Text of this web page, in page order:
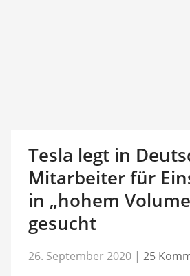
Tesla legt in
Mitarbeiter für
in „hohem
gesucht
26. September 2020 | 25